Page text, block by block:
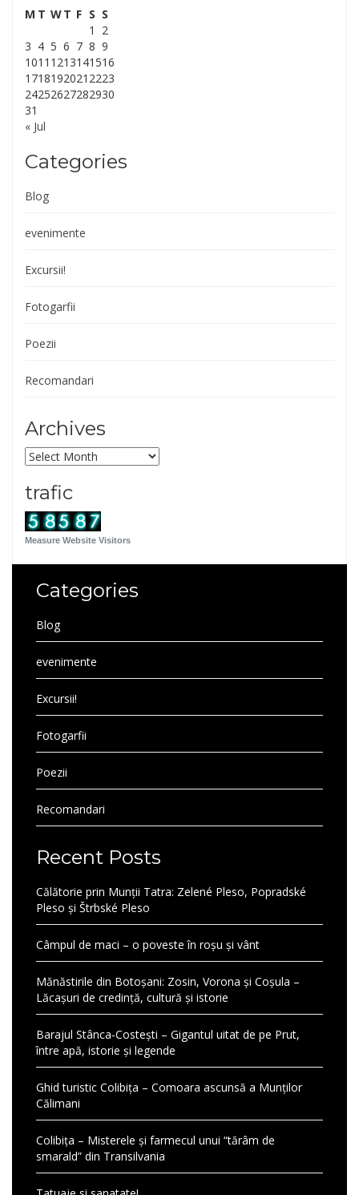
M T WT F S S
« Jul
1
2
3 4 5 6 7 8 9
1011 1213141516
1718192021 2223
24252627282930
31
Categories
Blog
evenimente
Excursii!
Fotogarfii
Poezii
Recomandari
Archives
Archives
trafic
Measure Website Visitors
Categories
Blog
evenimente
Excursii!
Fotogarfii
Poezii
Recomandari
Recent Posts
Călătorie prin Munții Tatra: Zelené Pleso, Popradské
Pleso și Štrbské Pleso
Câmpul de maci – o poveste în roșu și vânt
Mănăstirile din Botoșani: Zosin, Vorona și Coșula –
Lăcașuri de credință, cultură și istorie
Barajul Stânca-Costești – Gigantul uitat de pe Prut,
între apă, istorie și legende
Ghid turistic Colibița – Comoara ascunsă a Munților
Călimani
Colibița – Misterele și farmecul unui “tărâm de
smarald” din Transilvania